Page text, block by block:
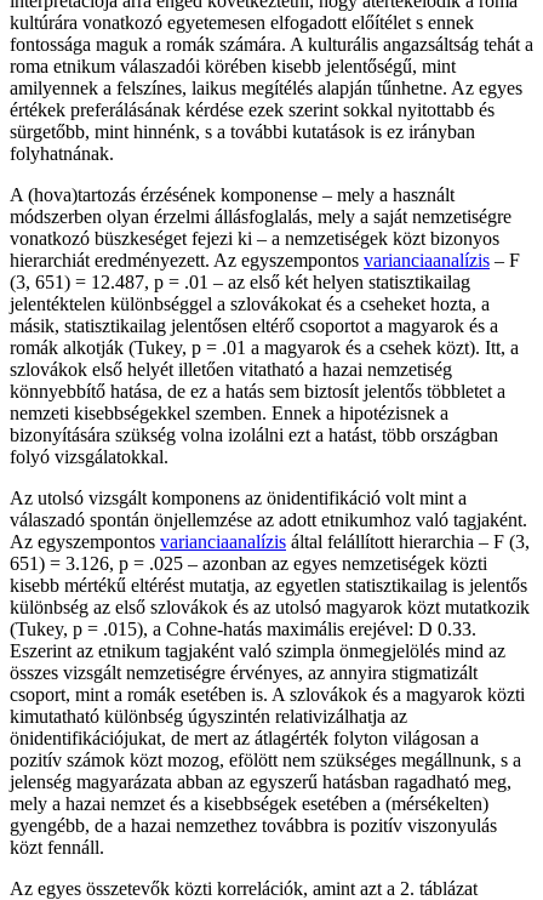
kultúrára vonatkozó egyetemesen elfogadott előítélet s ennek
fontossága maguk a romák számára. A kulturális angazsáltság tehát a
roma etnikum válaszadói körében kisebb jelentőségű, mint
amilyennek a felszínes, laikus megítélés alapján tűnhetne. Az egyes
értékek preferálásának kérdése ezek szerint sokkal nyitottabb és
sürgetőbb, mint hinnénk, s a további kutatások is ez irányban
folyhatnának.
A (hova)tartozás érzésének komponense – mely a használt
módszerben olyan érzelmi állásfoglalás, mely a saját nemzetiségre
vonatkozó büszkeséget fejezi ki – a nemzetiségek közt bizonyos
hierarchiát eredményezett. Az egyszempontos varianciaanalízis – F
(3, 651) = 12.487, p = .01 – az első két helyen statisztikailag
jelentéktelen különbséggel a szlovákokat és a cseheket hozta, a
másik, statisztikailag jelentősen eltérő csoportot a magyarok és a
romák alkotják (Tukey, p = .01 a magyarok és a csehek közt). Itt, a
szlovákok első helyét illetően vitatható a hazai nemzetiség
könnyebbítő hatása, de ez a hatás sem biztosít jelentős többletet a
nemzeti kisebbségekkel szemben. Ennek a hipotézisnek a
bizonyítására szükség volna izolálni ezt a hatást, több országban
folyó vizsgálatokkal.
Az utolsó vizsgált komponens az önidentifikáció volt mint a
válaszadó spontán önjellemzése az adott etnikumhoz való tagjaként.
Az egyszempontos varianciaanalízis által felállított hierarchia – F (3,
651) = 3.126, p = .025 – azonban az egyes nemzetiségek közti
kisebb mértékű eltérést mutatja, az egyetlen statisztikailag is jelentős
különbség az első szlovákok és az utolsó magyarok közt mutatkozik
(Tukey, p = .015), a Cohne-hatás maximális erejével: D 0.33.
Eszerint az etnikum tagjaként való szimpla önmegjelölés mind az
összes vizsgált nemzetiségre érvényes, az annyira stigmatizált
csoport, mint a romák esetében is. A szlovákok és a magyarok közti
kimutatható különbség úgyszintén relativizálhatja az
önidentifikációjukat, de mert az átlagérték folyton világosan a
pozitív számok közt mozog, efölött nem szükséges megállnunk, s a
jelenség magyarázata abban az egyszerű hatásban ragadható meg,
mely a hazai nemzet és a kisebbségek esetében a (mérsékelten)
gyengébb, de a hazai nemzethez továbbra is pozitív viszonyulás
közt fennáll.
Az egyes összetevők közti korrelációk, amint azt a 2. táblázat